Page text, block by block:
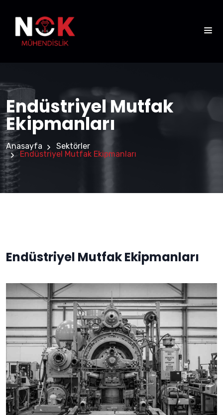
Endüstriyel Mutfak
Ekipmanları
Anasayfa
Sektörler
Endüstriyel Mutfak Ekipmanları
Endüstriyel Mutfak Ekipmanları